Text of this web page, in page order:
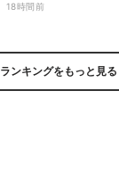
18時間前
ランキングをもっと見る